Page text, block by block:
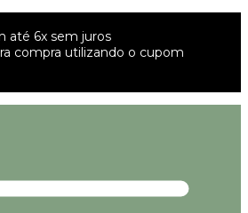
até 6x sem juros
compra utilizando o cupom